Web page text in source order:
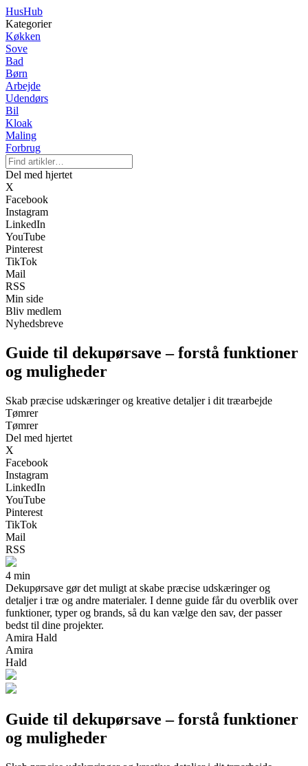
HusHub
Kategorier
Køkken
Sove
Bad
Børn
Arbejde
Udendørs
Bil
Kloak
Maling
Forbrug
Del med hjertet
X
Facebook
Instagram
LinkedIn
YouTube
Pinterest
TikTok
Mail
RSS
Min side
Bliv medlem
Nyhedsbreve
Guide til dekupørsave – forstå funktioner
og muligheder
Skab præcise udskæringer og kreative detaljer i dit træarbejde
Tømrer
Tømrer
Del med hjertet
X
Facebook
Instagram
LinkedIn
YouTube
Pinterest
TikTok
Mail
RSS
4 min
Dekupørsave gør det muligt at skabe præcise udskæringer og
detaljer i træ og andre materialer. I denne guide får du overblik over
funktioner, typer og brands, så du kan vælge den sav, der passer
bedst til dine projekter.
Amira Hald
Amira
Hald
Guide til dekupørsave – forstå funktioner
og muligheder